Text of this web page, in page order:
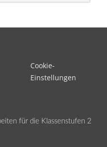
Cookie-
Einstellungen
für die Klassenstufen 2